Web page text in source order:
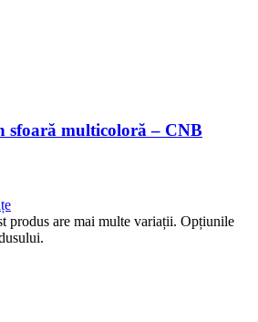
sfoară multicoloră – CNB
produs are mai multe variații. Opțiunile